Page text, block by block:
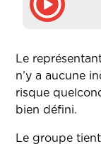
Le
n’y a aucune
risque
bien défini.
Le groupe